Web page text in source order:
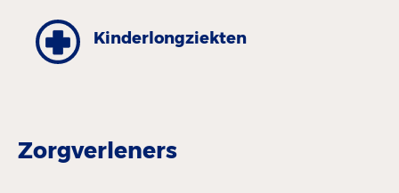
Kinder­longziekten
Zorgverleners